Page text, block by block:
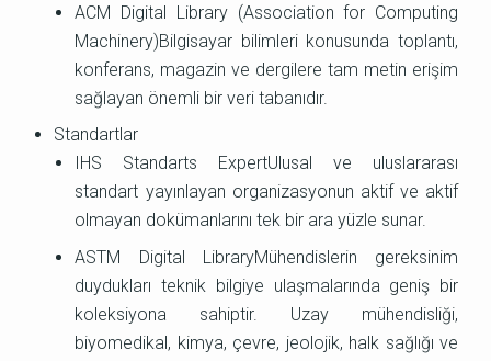
ACM Digital Library (Association for Computing
Machinery)Bilgisayar bilimleri konusunda toplantı,
konferans, magazin ve dergilere tam metin erişim
sağlayan önemli bir veri tabanıdır.
Standartlar
IHS Standarts ExpertUlusal ve uluslararası
standart yayınlayan organizasyonun aktif ve aktif
olmayan dokümanlarını tek bir ara yüzle sunar.
ASTM Digital LibraryMühendislerin gereksinim
duydukları teknik bilgiye ulaşmalarında geniş bir
koleksiyona sahiptir. Uzay mühendisliği,
biyomedikal, kimya, çevre, jeolojik, halk sağlığı ve